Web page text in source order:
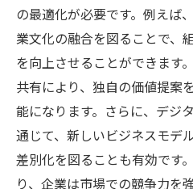
の最適化が必要です。例えば
業文化の融合を図ることで、
を向上させることができます
共有により、独自の価値提案
能になります。さらに、デジ
通じて、新しいビジネスモデ
差別化を図ることも有効です
り、企業は市場での競争力を